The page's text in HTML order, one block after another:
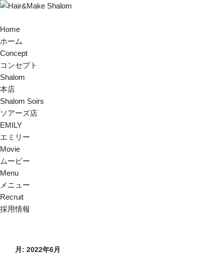
Home
ホーム
Concept
コンセプト
Shalom
本店
Shalom Soirs
ソアーズ店
EMILY
エミリー
Movie
ムービー
Menu
メニュー
Recruit
採用情報
月: 2022年6月